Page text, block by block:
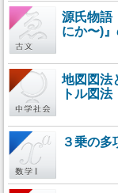
源氏物語
にか〜)
地図図法
トル図
３乗の多